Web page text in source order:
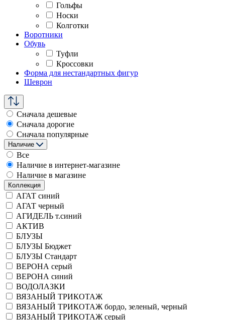
Гольфы
Носки
Колготки
Воротники
Обувь
Туфли
Кроссовки
Форма для нестандартных фигур
Шеврон
Сначала дешевые
Сначала дорогие
Сначала популярные
Наличие
Все
Наличие в интернет-магазине
Наличие в магазине
Коллекция
АГАТ синий
АГАТ черный
АГИДЕЛЬ т.синий
АКТИВ
БЛУЗЫ
БЛУЗЫ Бюджет
БЛУЗЫ Стандарт
ВЕРОНА серый
ВЕРОНА синий
ВОДОЛАЗКИ
ВЯЗАНЫЙ ТРИКОТАЖ
ВЯЗАНЫЙ ТРИКОТАЖ бордо, зеленый, черный
ВЯЗАНЫЙ ТРИКОТАЖ серый